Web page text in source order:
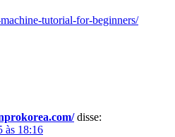
tutorial-for-beginners/
disse:
às 18:16